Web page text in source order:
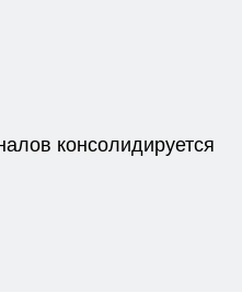
консолидируется